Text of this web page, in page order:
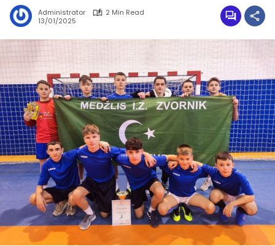
Administrator
2 Min Read
13/01/2025